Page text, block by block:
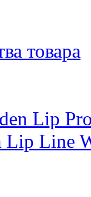
товара
Lip
Lip Line